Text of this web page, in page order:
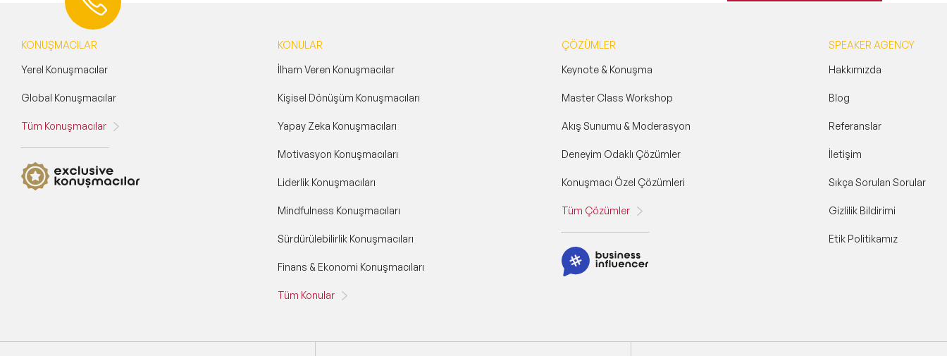
KONUŞMACILAR
Yerel Konuşmacılar
Global Konuşmacılar
Tüm Konuşmacılar
KONULAR
İlham Veren Konuşmacılar
Kişisel Dönüşüm Konuşmacıları
Yapay Zeka Konuşmacıları
Motivasyon Konuşmacıları
Liderlik Konuşmacıları
Mindfulness Konuşmacıları
Sürdürülebilirlik Konuşmacıları
Finans & Ekonomi Konuşmacıları
Tüm Konular
ÇÖZÜMLER
Keynote & Konuşma
Master Class Workshop
Akış Sunumu & Moderasyon
Deneyim Odaklı Çözümler
Konuşmacı Özel Çözümleri
Tüm Çözümler
SPEAKER AGENCY
Hakkımızda
Blog
Referanslar
İletişim
Sıkça Sorulan Sorular
Gizlilik Bildirimi
Etik Politikamız